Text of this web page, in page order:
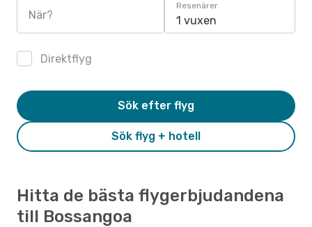
När?
Resenärer
1 vuxen
Direktflyg
Sök flyg + hotell
Sök efter flyg
Hitta de bästa flygerbjudandena
till Bossangoa